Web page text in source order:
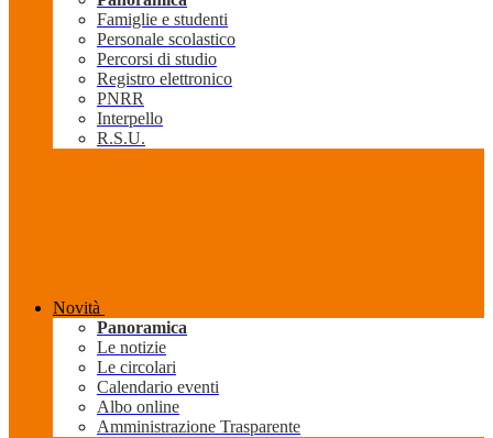
Famiglie e studenti
Personale scolastico
Percorsi di studio
Registro elettronico
PNRR
Interpello
R.S.U.
Novità
Panoramica
Le notizie
Le circolari
Calendario eventi
Albo online
Amministrazione Trasparente